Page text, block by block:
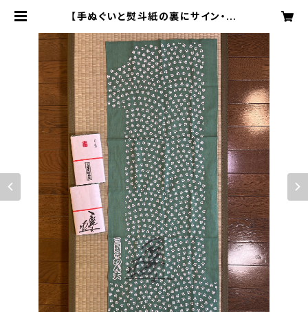
【手ぬぐいと熨斗紙の裏にサイン・送
年版「萌葱色（もえぎいろ）」 | 1RAKU
GO（わんらくご）